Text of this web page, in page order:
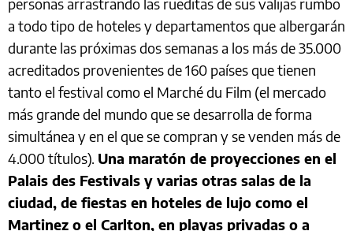
personas arrastrando las rueditas de sus valijas rumbo
a todo tipo de hoteles y departamentos que albergarán
durante las próximas dos semanas a los más de 35.000
acreditados provenientes de 160 países que tienen
tanto el festival como el Marché du Film (el mercado
más grande del mundo que se desarrolla de forma
simultánea y en el que se compran y se venden más de
4.000 títulos). Una maratón de proyecciones en el
Palais des Festivals y varias otras salas de la
ciudad, de fiestas en hoteles de lujo como el
Martinez o el Carlton, en playas privadas o a